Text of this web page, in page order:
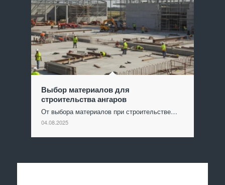
Выбор материалов для
строительства ангаров
От выбора материалов при строительстве…
04.08.2025